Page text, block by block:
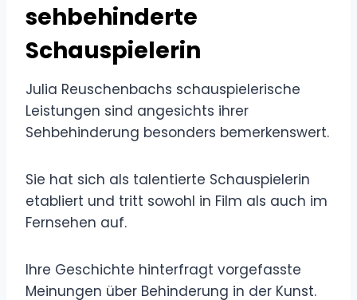
sehbehinderte
Schauspielerin
Julia Reuschenbachs schauspielerische
Leistungen sind angesichts ihrer
Sehbehinderung besonders bemerkenswert.
Sie hat sich als talentierte Schauspielerin
etabliert und tritt sowohl in Film als auch im
Fernsehen auf.
Ihre Geschichte hinterfragt vorgefasste
Meinungen über Behinderung in der Kunst.